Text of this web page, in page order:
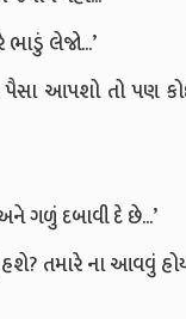
ભાડું લેજો...’
પૈસા આપશો તો પણ
ગળું દબાવી દે છે...’
હશે? તમારે ના આવવું